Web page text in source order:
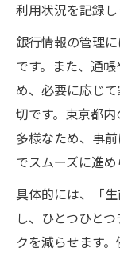
利用状況を記録し
銀行情報の管理
です。また、通
め、必要に応じ
切です。東京都
多様なため、事
でスムーズに進め
具体的には、「
し、ひとつひと
クを減らせます